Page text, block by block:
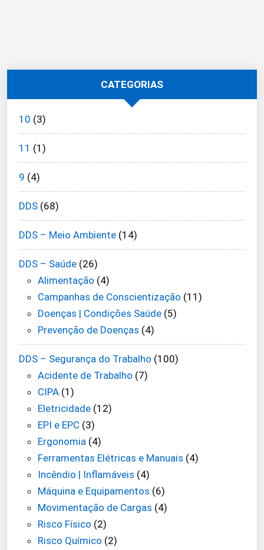
CATEGORIAS
10 (3)
11 (1)
9 (4)
DDS (68)
DDS – Meio Ambiente (14)
DDS – Saúde (26)
Alimentação (4)
Campanhas de Conscientização (11)
Doenças | Condições Saúde (5)
Prevenção de Doenças (4)
DDS – Segurança do Trabalho (100)
Acidente de Trabalho (7)
CIPA (1)
Eletricidade (12)
EPI e EPC (3)
Ergonomia (4)
Ferramentas Elétricas e Manuais (4)
Incêndio | Inflamáveis (4)
Máquina e Equipamentos (6)
Movimentação de Cargas (4)
Risco Físico (2)
Risco Químico (2)